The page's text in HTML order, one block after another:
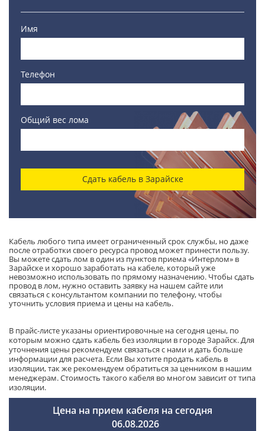
Имя
Телефон
Общий вес лома
Сдать кабель в Зарайске
Кабель любого типа имеет ограниченный срок службы, но даже
после отработки своего ресурса провод может принести пользу.
Вы можете сдать лом в один из пунктов приема «Интерлом» в
Зарайске и хорошо заработать на кабеле, который уже
невозможно использовать по прямому назначению. Чтобы сдать
провод в лом, нужно оставить заявку на нашем сайте или
связаться с консультантом компании по телефону, чтобы
уточнить условия приема и цены на кабель.
В прайс-листе указаны ориентировочные на сегодня цены, по
которым можно сдать кабель без изоляции в городе Зарайск. Для
уточнения цены рекомендуем связаться с нами и дать больше
информации для расчета. Если Вы хотите продать кабель в
изоляции, так же рекомендуем обратиться за ценником в нашим
менеджерам. Стоимость такого кабеля во многом зависит от типа
изоляции.
Цена на прием кабеля на сегодня
06.08.2026